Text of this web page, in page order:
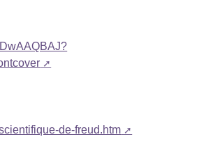
de-freud.htm